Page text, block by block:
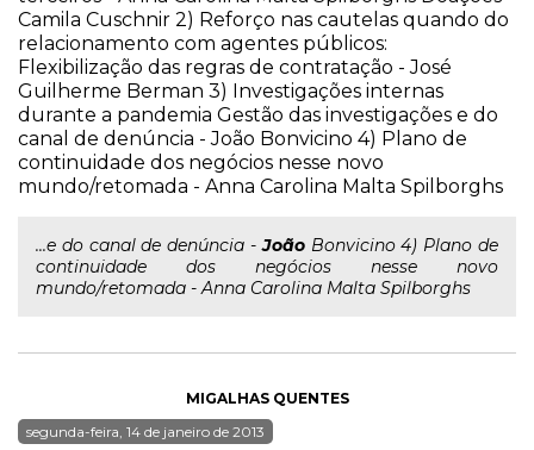
Camila Cuschnir 2) Reforço nas cautelas quando do
relacionamento com agentes públicos:
Flexibilização das regras de contratação - José
Guilherme Berman 3) Investigações internas
durante a pandemia Gestão das investigações e do
canal de denúncia - João Bonvicino 4) Plano de
continuidade dos negócios nesse novo
mundo/retomada - Anna Carolina Malta Spilborghs
...e do canal de denúncia -JoãoBonvicino 4) Plano de
continuidade dos negócios nesse novo
mundo/retomada - Anna Carolina Malta Spilborghs
MIGALHAS QUENTES
segunda-feira, 14 de janeiro de 2013